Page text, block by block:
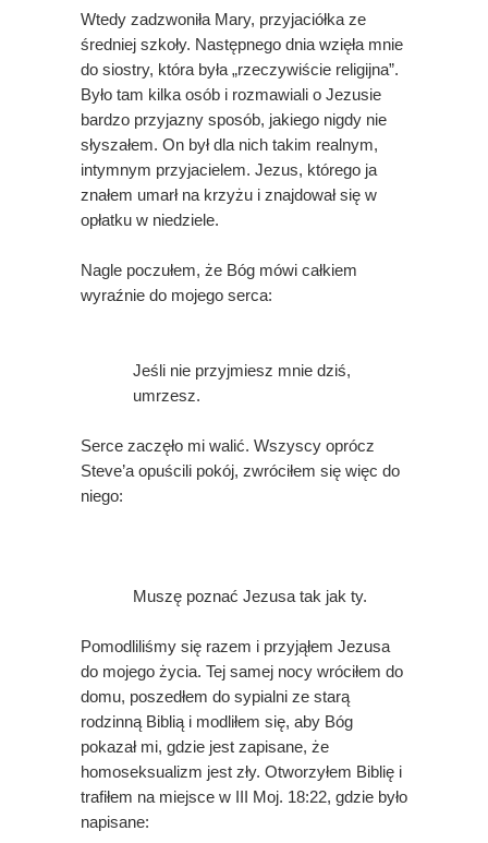
Wtedy zadzwoniła Mary, przyjaciółka ze
średniej szkoły. Następnego dnia wzięła mnie
do siostry, która była „rzeczywiście religijna”.
Było tam kilka osób i rozmawiali o Jezusie
bardzo przyjazny sposób, jakiego nigdy nie
słyszałem. On był dla nich takim realnym,
intymnym przyjacielem. Jezus, którego ja
znałem umarł na krzyżu i znajdował się w
opłatku w niedziele.
Nagle poczułem, że Bóg mówi całkiem
wyraźnie do mojego serca:
Jeśli nie przyjmiesz mnie dziś,
umrzesz.
Serce zaczęło mi walić. Wszyscy oprócz
Steve’a opuścili pokój, zwróciłem się więc do
niego:
Muszę poznać Jezusa tak jak ty.
Pomodliliśmy się razem i przyjąłem Jezusa
do mojego życia. Tej samej nocy wróciłem do
domu, poszedłem do sypialni ze starą
rodzinną Biblią i modliłem się, aby Bóg
pokazał mi, gdzie jest zapisane, że
homoseksualizm jest zły. Otworzyłem Biblię i
trafiłem na miejsce w III Moj. 18:22, gdzie było
napisane: